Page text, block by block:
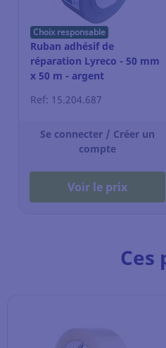
Choix responsable
Ruban adhésif de
réparation Lyreco - 50 mm
x 50 m - argent
Ref: 15.204.687
Se connecter / Créer un
compte
Voir le prix